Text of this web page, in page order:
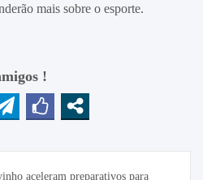
mais sobre o esporte.
!
aceleram preparativos para